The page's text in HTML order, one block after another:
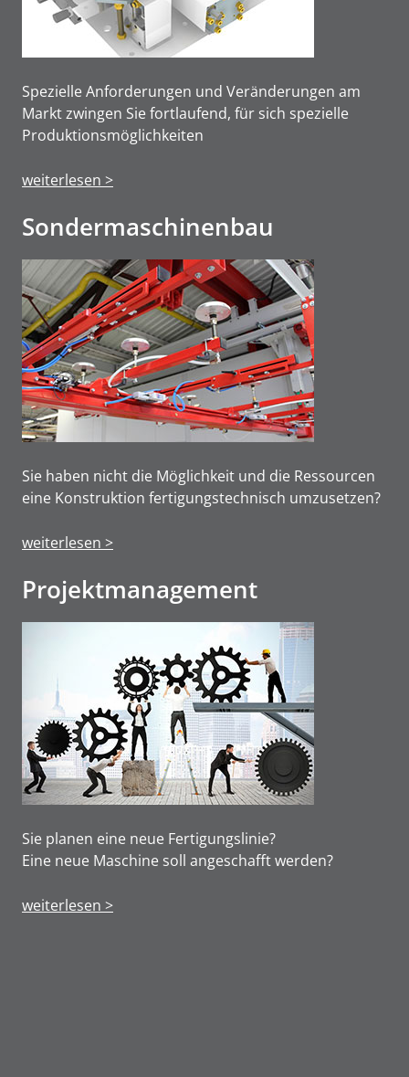
Spezielle Anforderungen und Veränderungen am
Markt zwingen Sie fortlaufend, für sich spezielle
Produktions­möglichkeiten
weiterlesen >
Sonderma­schinen­bau
Sie haben nicht die Möglichkeit und die Ressourcen
eine Konstruktion fertigungstechnisch umzusetzen?
weiterlesen >
Projektmanage­ment
Sie planen eine neue Fertigungslinie?
Eine neue Maschine soll angeschafft werden?
weiterlesen >